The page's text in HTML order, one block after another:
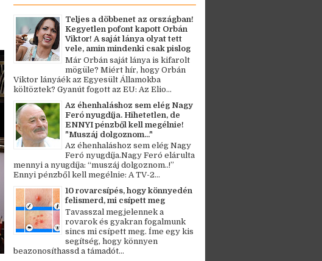
Teljes a döbbenet az országban!
Kegyetlen pofont kapott Orbán
Viktor! A saját lánya olyat tett
vele, amin mindenki csak pislog
Már Orbán saját lánya is kifarolt
mögüle? Miért hír, hogy Orbán
Viktor lányáék az Egyesült Államokba
költöztek? Gyanút fogott az EU: Az Elio...
Az éhenhaláshoz sem elég Nagy
Feró nyugdíja. Hihetetlen, de
ENNYI pénzből kell megélnie!
"Muszáj dolgoznom..."
Az éhenhaláshoz sem elég Nagy
Feró nyugdíja.Nagy Feró elárulta
mennyi a nyugdíja: “muszáj dolgoznom..!”
Ennyi pénzből kell megélnie: A TV-2...
10 rovarcsípés, hogy könnyedén
felismerd, mi csípett meg
Tavasszal megjelennek a
rovarok és gyakran fogalmunk
sincs mi csípett meg. Íme egy kis
segítség, hogy könnyen
beazonosíthassd a támadót...